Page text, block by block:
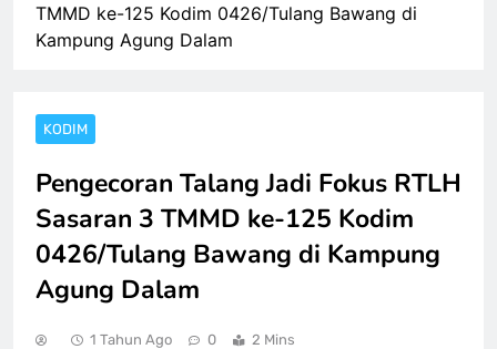
TMMD ke-125 Kodim 0426/Tulang Bawang di
Kampung Agung Dalam
KODIM
Pengecoran Talang Jadi Fokus RTLH
Sasaran 3 TMMD ke-125 Kodim
0426/Tulang Bawang di Kampung
Agung Dalam
1 Tahun Ago 0 2 Mins